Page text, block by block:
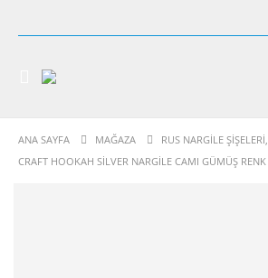
ANA SAYFA MAĞAZA RUS NARGILE ŞIŞELERI,
CRAFT HOOKAH SILVER NARGILE CAMI GÜMÜŞ RENK